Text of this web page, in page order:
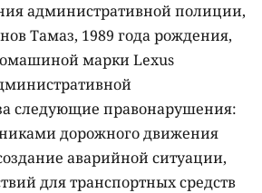
административной полиции,
Тамаз, 1989 года рождения,
марки Lexus
следующие правонарушения:
дорожного движения
аварийной ситуации,
для транспортных средств